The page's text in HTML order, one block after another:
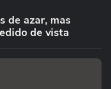
de azar, mas
de vista